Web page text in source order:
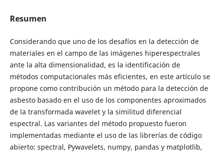
Resumen
Considerando que uno de los desafíos en la detección de
materiales en el campo de las imágenes hiperespectrales
ante la alta dimensionalidad, es la identificación de
métodos computacionales más eficientes, en este artículo se
propone como contribución un método para la detección de
asbesto basado en el uso de los componentes aproximados
de la transformada wavelet y la similitud diferencial
espectral. Las variantes del método propuesto fueron
implementadas mediante el uso de las librerías de código
abierto: spectral, Pywavelets, numpy, pandas y matplotlib,